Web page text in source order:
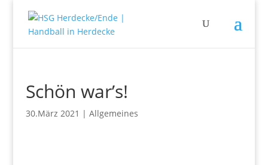
Schön war’s!
30.März 2021 | Allgemeines